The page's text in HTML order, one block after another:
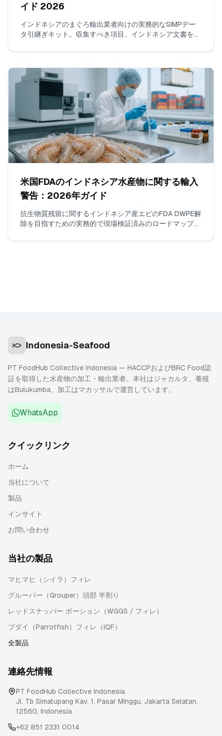
イド 2026
インドネシアのまぐろ輸出業者向けの実務的なSIMPデー
タ引継ぎキット。収集すべき項目、インドネシア文書を
うにするための具体的手順を提供します。
米国FDAのインドネシア水産物に関する輸入
警告：2026年ガイド
抗生物質残留に関するインドネシア産エビのFDA DWPE解
除を目指すための実務的で現場検証済みのロードマップ。
Indonesia-Seafood
PT FoodHub Collective Indonesia — HACCPおよびBRC Food認
証を取得した水産物の加工・輸出業者。本社はジャカルタ、養殖
はBulukumba、加工はマカッサルで運営しています。
WhatsApp
クイックリンク
ホーム
当社について
製品
インサイト
お問い合わせ
当社の製品
マヒマヒ（シイラ）フィレ
グルーパー（Grouper）頭部 半割り
レッドスナッパー ポーション（WGGS / フィレ）
ブダイ（Parrotfish）フィレ（IQF）
全製品
連絡先情報
PT FoodHub Collective Indonesia
Jl. Tb Simatupang Kav. 1, Pasar Minggu, Jakarta Selatan,
12560, Indonesia
+62 851 2331 0014